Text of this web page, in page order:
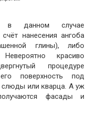
в данном случае
нанесения ангоба
глины), либо
красиво
процедуре
поверхность под
слюды или кварца. А уж
фасады и